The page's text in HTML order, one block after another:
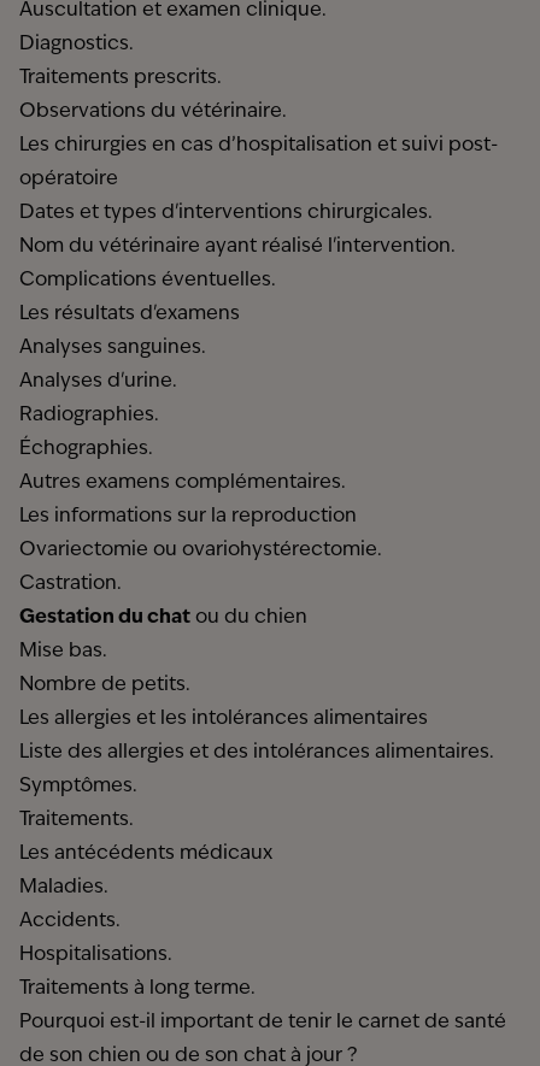
Auscultation et examen clinique.
Diagnostics.
Traitements prescrits.
Observations du vétérinaire.
Les chirurgies en cas d’hospitalisation et suivi post-
opératoire
Dates et types d'interventions chirurgicales.
Nom du vétérinaire ayant réalisé l'intervention.
Complications éventuelles.
Les résultats d'examens
Analyses sanguines.
Analyses d'urine.
Radiographies.
Échographies.
Autres examens complémentaires.
Les informations sur la reproduction
Ovariectomie ou ovariohystérectomie.
Castration.
Gestation du chat ou du chien
Mise bas.
Nombre de petits.
Les allergies et les intolérances alimentaires
Liste des allergies et des intolérances alimentaires.
Symptômes.
Traitements.
Les antécédents médicaux
Maladies.
Accidents.
Hospitalisations.
Traitements à long terme.
Pourquoi est-il important de tenir le carnet de santé
de son chien ou de son chat à jour ?